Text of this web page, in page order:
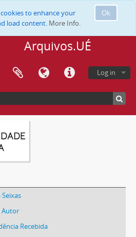
Ok
to enhance your
load content. More Info.
Arquivos.UÉ
Log in
Seixas
Autor
Recebida